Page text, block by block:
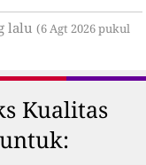
lalu (6 Agt 2026 pukul
Kualitas